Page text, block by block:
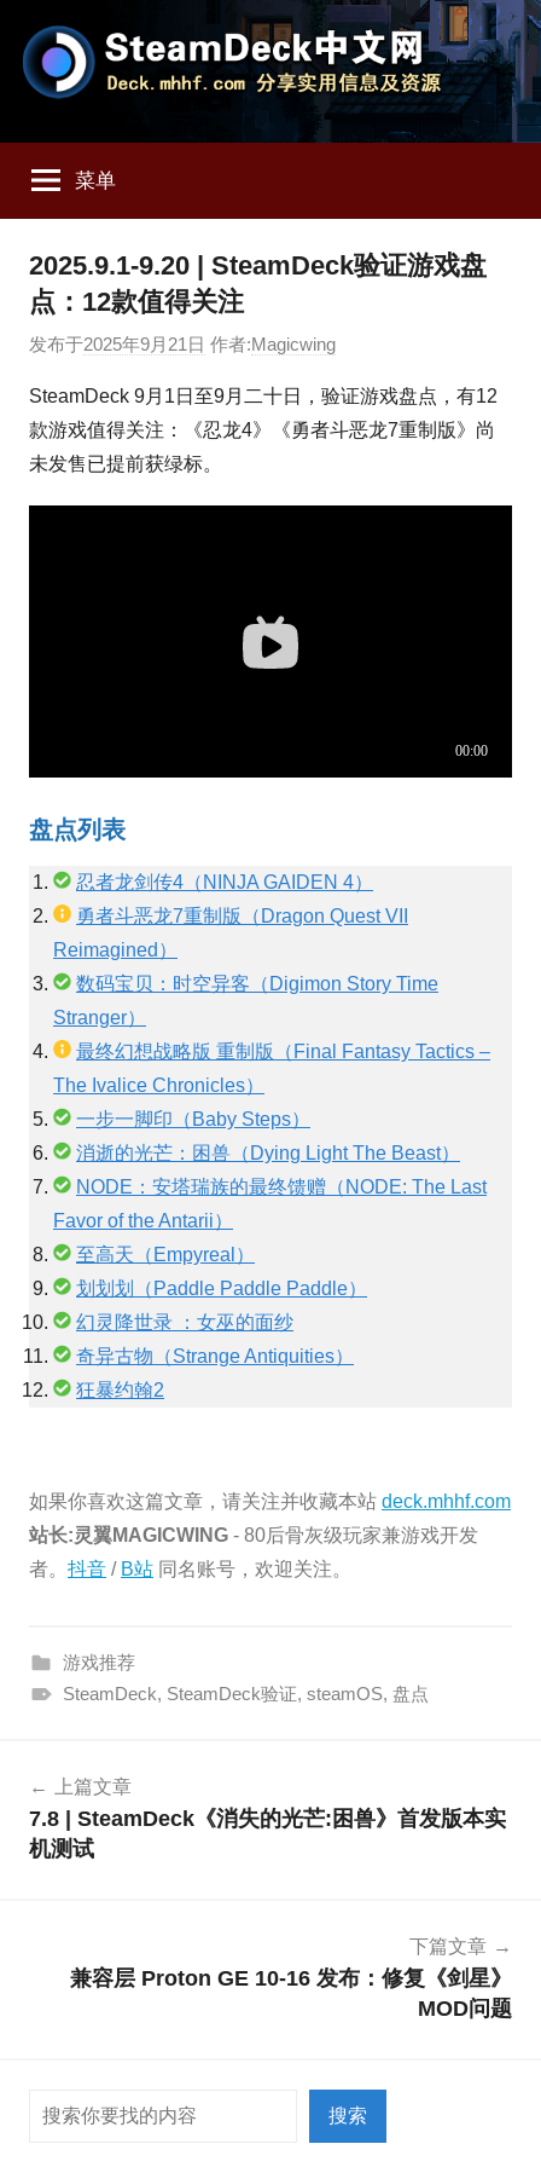
SteamDeck
中
文
网
享
SteamDeck
用
信
资
源
菜单
2025.9.1-9.20 | SteamDeck验证游戏盘
点：12款值得关注
发布于2025年9月21日 作者:Magicwing
SteamDeck 9月1日至9月二十日，验证游戏盘点，有12
款游戏值得关注：《忍龙4》《勇者斗恶龙7重制版》尚
未发售已提前获绿标。
盘点列表
忍者龙剑传4（NINJA GAIDEN 4）
勇者斗恶龙7重制版（Dragon Quest VII
Reimagined）
数码宝贝：时空异客（Digimon Story Time
Stranger）
最终幻想战略版 重制版（Final Fantasy Tactics –
The Ivalice Chronicles）
一步一脚印（Baby Steps）
消逝的光芒：困兽（Dying Light The Beast）
NODE：安塔瑞族的最终馈赠（NODE: The Last
Favor of the Antarii）
至高天（Empyreal）
划划划（Paddle Paddle Paddle）
幻灵降世录 ：女巫的面纱
奇异古物（Strange Antiquities）
狂暴约翰2
如果你喜欢这篇文章，请关注并收藏本站 deck.mhhf.com
站长:灵翼MAGICWING - 80后骨灰级玩家兼游戏开发
者。 抖音 / B站 同名账号，欢迎关注。
游戏推荐
SteamDeck, SteamDeck验证, steamOS, 盘点
章
导
上篇文章
7.8 | SteamDeck《消失的光芒:困兽》首发版本实
机测试
下篇文章
兼容层 Proton GE 10-16 发布：修复《剑星》
MOD问题
搜索
搜索